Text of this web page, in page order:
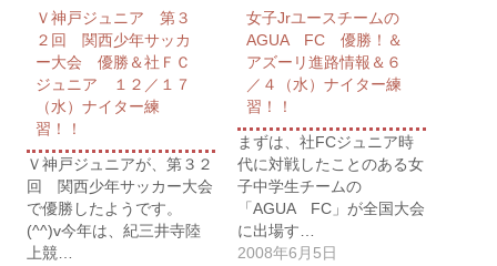
Ｖ神戸ジュニア 第３
２回 関西少年サッカ
ー大会 優勝＆社ＦＣ
ジュニア １２／１７
（水）ナイター練
習！！
Ｖ神戸ジュニアが、第３２
回 関西少年サッカー大会
で優勝したようです。
(^^)v今年は、紀三井寺陸
上競…
女子Jrユースチームの
AGUA FC 優勝！＆
アズーリ進路情報＆６
／４（水）ナイター練
習！！
まずは、社FCジュニア時
代に対戦したことのある女
子中学生チームの
「AGUA FC」が全国大会
に出場す…
2008年6月5日